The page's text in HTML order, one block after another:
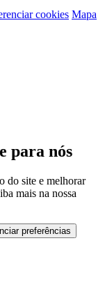
cookies Mapa
para nós
do site e melhorar
mais na nossa
preferências